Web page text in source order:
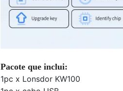
Pacote que inclui:
1pc x Lonsdor KW100